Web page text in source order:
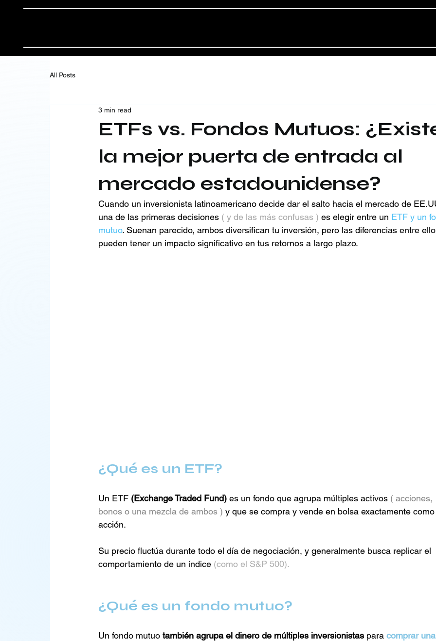
All Posts
ETFs vs. Fondos Mutuos:
la mejor puerta de entrada al
mercado estadounidense?
3 min read
Cuando un inversionista latinoamericano decide dar el salto hacia el mercado de
una de las primeras decisiones ( y de las más confusas ) es elegir entre un ETF y un
mutuo. Suenan parecido, ambos diversifican tu inversión, pero las diferencias entre
pueden tener un impacto significativo en tus retornos a largo plazo.
¿Qué es un ETF?
Un ETF (Exchange Traded Fund) es un fondo que agrupa múltiples activos ( acciones,
bonos o una mezcla de ambos ) y que se compra y vende en bolsa exactamente
acción.
Su precio fluctúa durante todo el día de negociación, y generalmente busca replicar el
comportamiento de un índice (como el S&P 500).
¿Qué es un fondo mutuo?
Un fondo mutuo también agrupa el dinero de múltiples inversionistas para comprar